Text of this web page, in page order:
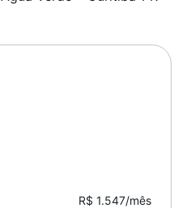
R$ 1.547/mês